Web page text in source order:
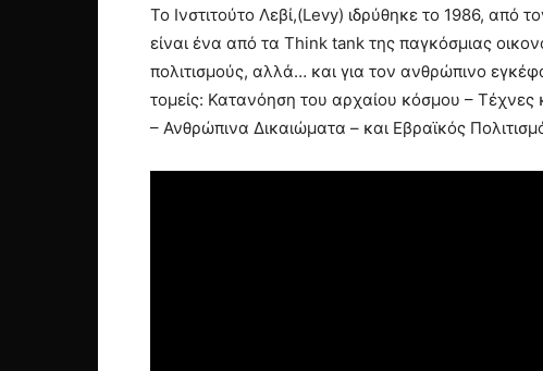
Το Ινστιτούτο Λεβί,(Levy) ιδρύθηκε το 1986, από
είναι ένα από τα Think tank της παγκόσμιας
πολιτισμούς, αλλά… και για τον ανθρώπινο
τομείς: Κατανόηση του αρχαίου κόσμου – Τέχνες
– Ανθρώπινα Δικαιώματα – και Εβραϊκός